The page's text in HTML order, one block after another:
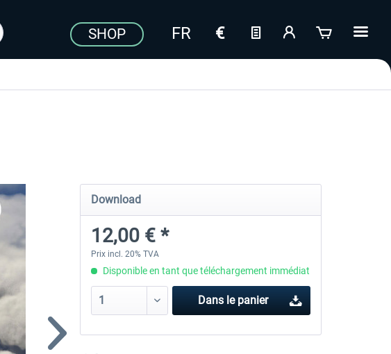
SHOP
Download
12,00 € *
Prix incl. 20% TVA
Disponible en tant que téléchargement immédiat
Dans le panier